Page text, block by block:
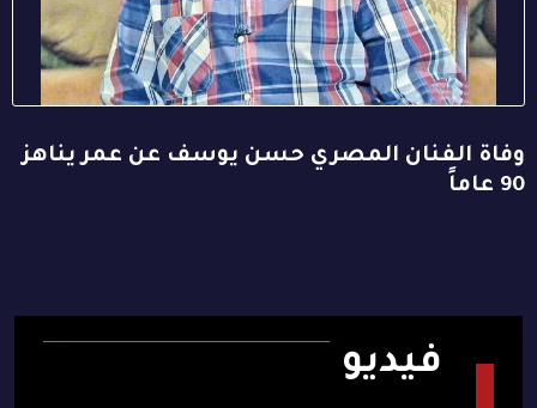
وفاة الفنان المصري حسن يوسف عن عمر يناهز
90 عاماً
فيديو